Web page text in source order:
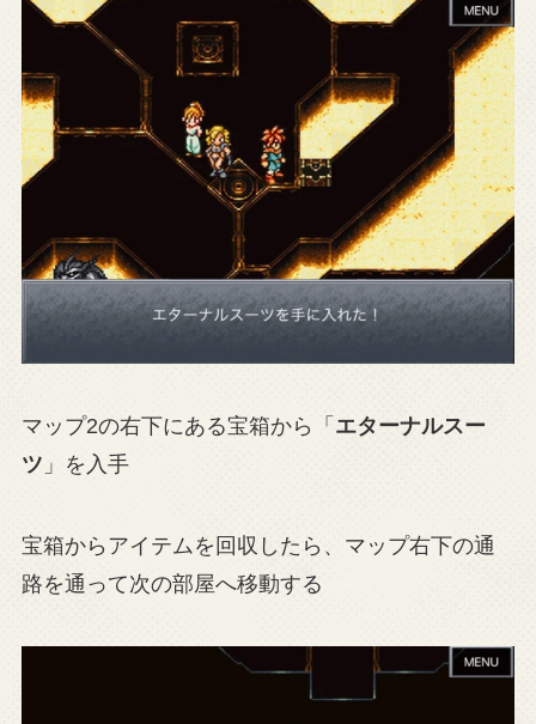
マップ2の右下にある宝箱から「 エターナルスー
ツ 」を入手
宝箱からアイテムを回収したら、マップ右下の通
路を通って次の部屋へ移動する